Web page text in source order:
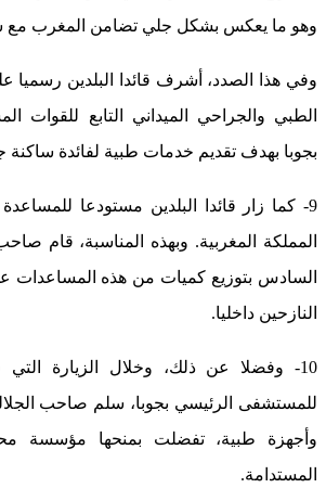
وهو ما يعكس بشكل جلي تضامن المغرب
وفي هذا الصدد، أشرف قائدا البلدين
الطبي والجراحي الميداني التابع للقوات
بجوبا بهدف تقديم خدمات طبية لفائدة
9- كما زار قائدا البلدين مستودعا للمساعدة
المملكة المغربية. وبهذه المناسبة، قام
السادس بتوزيع كميات من هذه
النازحين داخليا.
10- وفضلا عن ذلك، وخلال الزيارة التي
للمستشفى الرئيسي بجوبا، سلم صاحب
وأجهزة طبية، تفضلت بمنحها مؤسسة
المستدامة.